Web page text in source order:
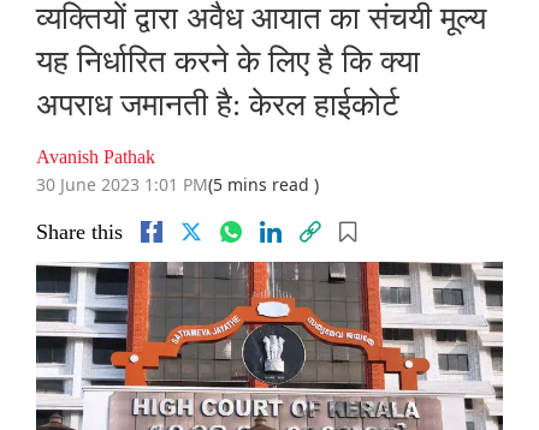
व्यक्तियों द्वारा अवैध आयात का संचयी मूल्य
यह निर्धारित करने के लिए है कि क्या
अपराध जमानती है: केरल हाईकोर्ट
Avanish Pathak
30 June 2023 1:01 PM(5 mins read )
Share this